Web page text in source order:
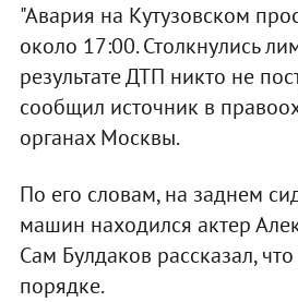
"Авария на Кутузовском
около 17:00. Столкнулись
результате ДТП никто не
сообщил источник в
органах Москвы.
По его словам, на заднем
машин находился актер
Сам Булдаков рассказал,
порядке.